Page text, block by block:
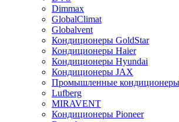
Dimmax
GlobalClimat
Globalvent
Кондиционеры GoldStar
Кондиционеры Haier
Кондиционеры Hyundai
Кондиционеры JAX
Промышленные
Lufberg
MIRAVENT
Кондиционеры Pioneer